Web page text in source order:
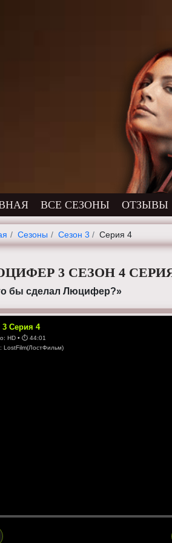
ВСЕ СЕЗОНЫ ОТЗЫВЫ
Cезоны Сезон 3 Серия 4
3 СЕЗОН 4
бы сделал Люцифер?»
3 Серия4
HD • ⏱44:01
LostFilm(ЛостФильм)